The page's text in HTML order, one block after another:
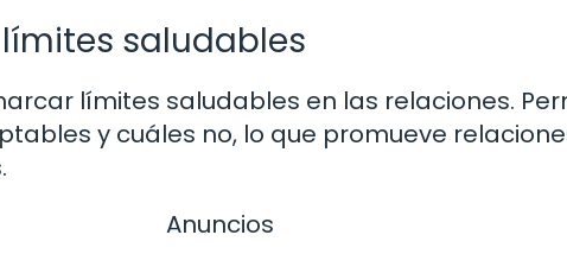
saludables
límites saludables en las relaciones.
y cuáles no, lo que promueve
Anuncios